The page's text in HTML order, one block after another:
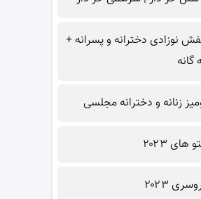
نوزادی دخترانه و پسرانه +
زنانه و دخترانه مجلسی
۲۰۲۳
۲۰۲۳